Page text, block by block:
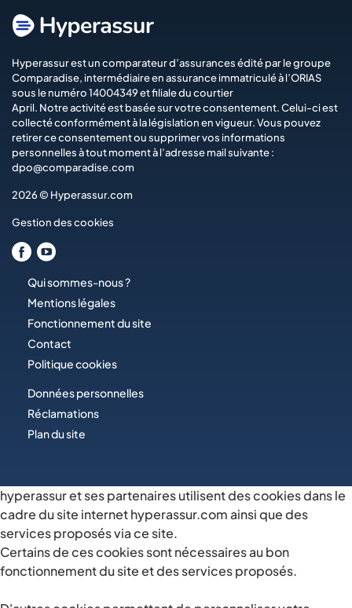
Hyperassur est un comparateur d’assurances édité par le groupe
Comparadise, intermédiaire en assurance immatriculé à l’ORIAS
sous le numéro 14004349 et filiale du courtier
April. Notre activité est basée sur votre consentement. Celui-ci est
collecté conformément à la législation en vigueur. Vous pouvez
retirer ce consentement ou supprimer vos informations
personnelles à tout moment à l’adresse mail suivante :
dpo@comparadise.com
2026 © Hyperassur.com
Gestion des cookies
Qui sommes-nous ?
Mentions légales
Fonctionnement du site
Contact
Politique cookies
Données personnelles
Réclamations
Plan du site
hyperassur et ses partenaires utilisent des cookies dans le
cadre du site internet hyperassur.com ainsi que des
services proposés via ce site.
Certains de ces cookies sont nécessaires au bon
fonctionnement du site et des services proposés.